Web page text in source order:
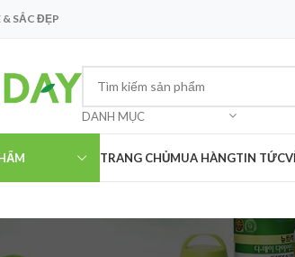
& SẮC ĐẸP
DANH MỤC
TRANG CHỦMUA HÀNGTIN TỨC